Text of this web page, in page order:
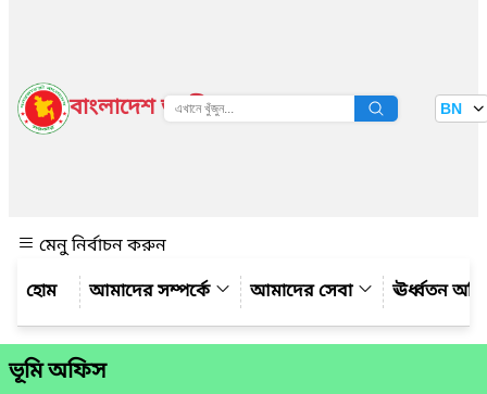
বাংলাদেশ জাতীয় তথ্য বাতায়ন BN
মেনু নির্বাচন করুন
আমাদের সম্পর্কে
আমাদের সেবা ঊর্ধ্বতন
ভূমি অফিস